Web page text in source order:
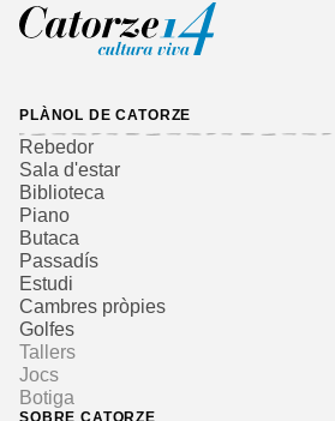
PLÀNOL DE CATORZE
Rebedor
Sala d'estar
Biblioteca
Piano
Butaca
Passadís
Estudi
Cambres pròpies
Golfes
Tallers
Jocs
Botiga
SOBRE CATORZE